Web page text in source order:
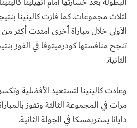
الأولى خلال مباراة أخرى امتدت أكثر
الثانية.
وعادت كالينينا لتستعيد الأفضلية
مرات في المجموعة الثالثة وتفوز
دايانا يستريمسكا في الجولة الثانية.